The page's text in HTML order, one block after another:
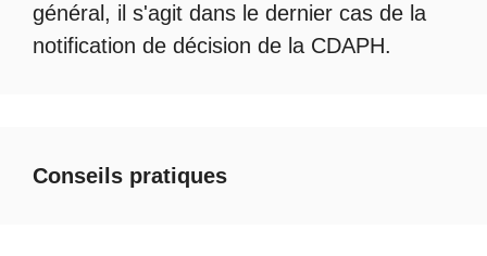
général, il s'agit dans le dernier cas de la
notification de décision de la CDAPH.
Conseils pratiques